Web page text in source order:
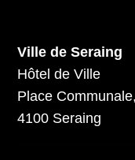
Ville de Seraing
Hôtel de Ville
Place
4100 Seraing